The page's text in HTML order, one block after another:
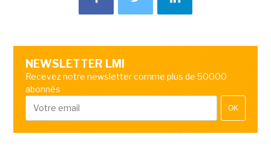
NEWSLETTER LMI
Recevez notre newsletter comme plus de 50000
abonnés
OK